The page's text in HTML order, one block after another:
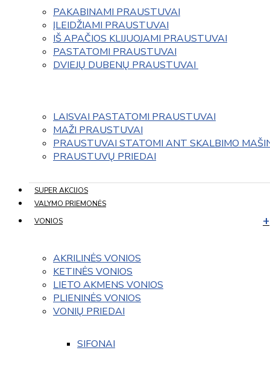
PAKABINAMI PRAUSTUVAI
ĮLEIDŽIAMI PRAUSTUVAI
IŠ APAČIOS KLIJUOJAMI PRAUSTUVAI
PASTATOMI PRAUSTUVAI
DVIEJŲ DUBENŲ PRAUSTUVAI
LAISVAI PASTATOMI PRAUSTUVAI
MAŽI PRAUSTUVAI
PRAUSTUVAI STATOMI ANT SKALBIMO
PRAUSTUVŲ PRIEDAI
SUPER AKCIJOS
VALYMO PRIEMONĖS
VONIOS
AKRILINĖS VONIOS
KETINĖS VONIOS
LIETO AKMENS VONIOS
PLIENINĖS VONIOS
VONIŲ PRIEDAI
SIFONAI